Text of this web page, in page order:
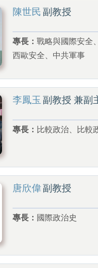
陳世民 副教授
專長： 戰略與國際安全
西歐安全、中共軍事
李鳳玉 副教授 兼副
專長： 比較政治、比較
唐欣偉副教授
專長： 國際政治史